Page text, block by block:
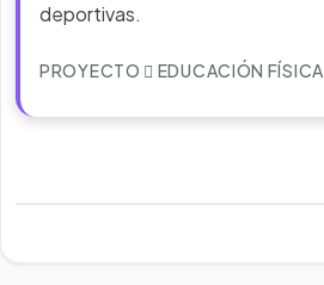
deportivas.
PROYECTO EDUCACIÓN FÍSICA